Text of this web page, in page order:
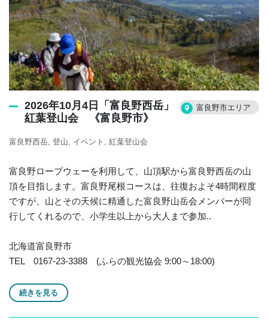
2026年10月4日「富良野西岳」
紅葉登山会 《富良野市》
富良野市エリア
富良野西岳 登山 イベント 紅葉登山会
富良野ロープウェーを利用して、山頂駅から富良野西岳の山
頂を目指します。富良野尾根コースは、往復およそ4時間程度
ですが、山とその天候に精通した富良野山岳会メンバーが同
行してくれるので、小学生以上から大人まで参加..
北海道富良野市
TEL 0167-23-3388 (ふらの観光協会 9:00～18:00)
続きを見る